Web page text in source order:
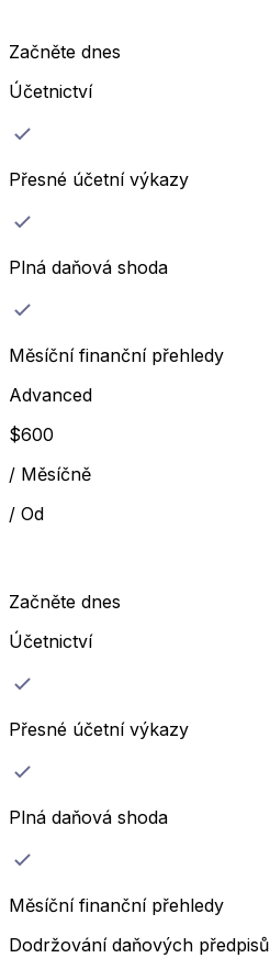
Začněte dnes
Účetnictví
Přesné účetní výkazy
Plná daňová shoda
Měsíční finanční přehledy
Advanced
$600
/ Měsíčně
/ Od
Začněte dnes
Účetnictví
Přesné účetní výkazy
Plná daňová shoda
Měsíční finanční přehledy
Dodržování daňových předpisů